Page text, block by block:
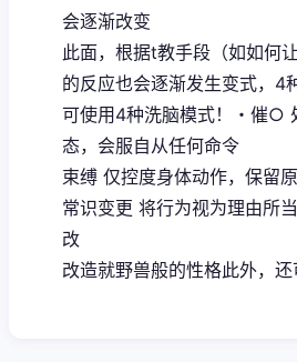
会逐渐改变
此面，根据t教手段（如如何
的反应也会逐渐发生变式，4
可使用4种洗脑模式！・催○
态，会服自从任何命令
束缚 仅控度身体动作，保留
常识变更 将行为视为理由所
改
改造就野兽般的性格此外，